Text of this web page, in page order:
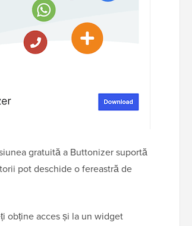
gratuită a Buttonizer suportă
pot deschide o fereastră de
obține acces și la un widget